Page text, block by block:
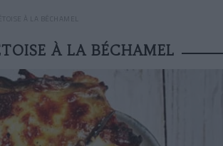
À LA BÉCHAMEL
À LA BÉCHAMEL